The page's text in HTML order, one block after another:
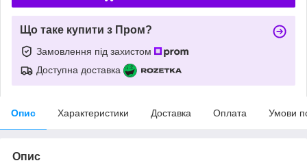
Що таке купити з Пром?
Замовлення під захистом
Доступна доставка
Опис Характеристики Доставка Оплата Умови
Опис